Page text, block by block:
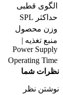
الگوی قطبی
حداکثر SPL
وزن محصول
منبع تغذیه |
Power Supply
Operating Time
نظرات شما
نوشتن نظر